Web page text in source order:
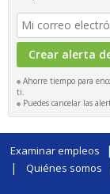
Ahorre tiempo para
ti.
Puedes cancelar las
Examinar empleos |
| Quiénes somos